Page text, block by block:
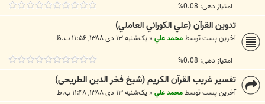
امتیاز دهی: 0.08%
تدوين القرآن (علي الكوراني العاملي)
آخرین پست توسطمحمد علي« یک‌شنبه ۱۳ دی ۱۳۸۸, ۱۱:۵۶ ب.ظ
امتیاز دهی: 0.08%
تفسير غريب القرآن الکریم (شیخ فخر الدین الطریحی)
آخرین پست توسطمحمد علي« یک‌شنبه ۱۳ دی ۱۳۸۸, ۱۱:۴۸ ب.ظ